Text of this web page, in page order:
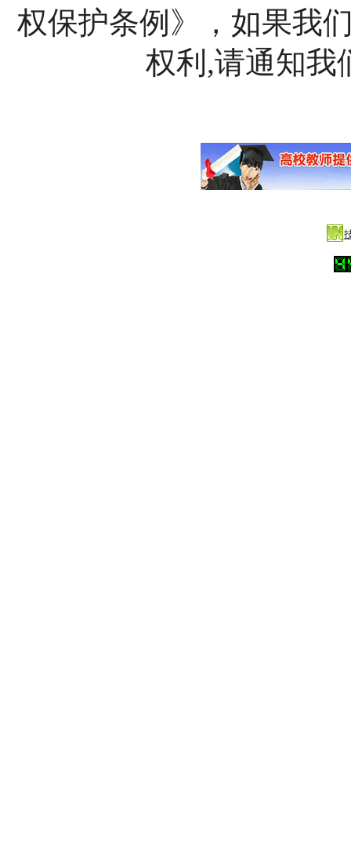
权保护条例》，如果我
权利,请通知我